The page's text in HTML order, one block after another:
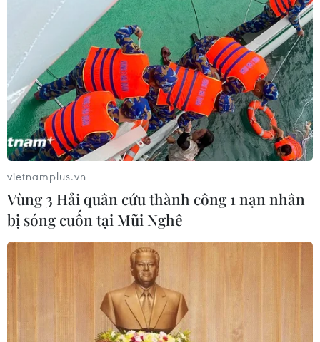
vietnamplus.vn
Vùng 3 Hải quân cứu thành công 1 nạn nhân
bị sóng cuốn tại Mũi Nghê